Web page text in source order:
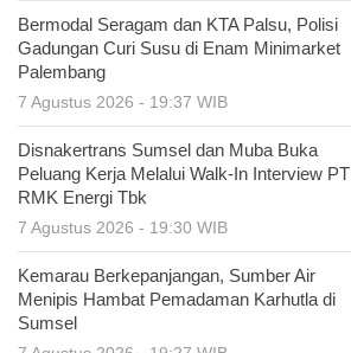
Bermodal Seragam dan KTA Palsu, Polisi
Gadungan Curi Susu di Enam Minimarket
Palembang
7 Agustus 2026 - 19:37 WIB
Disnakertrans Sumsel dan Muba Buka
Peluang Kerja Melalui Walk-In Interview PT
RMK Energi Tbk
7 Agustus 2026 - 19:30 WIB
Kemarau Berkepanjangan, Sumber Air
Menipis Hambat Pemadaman Karhutla di
Sumsel